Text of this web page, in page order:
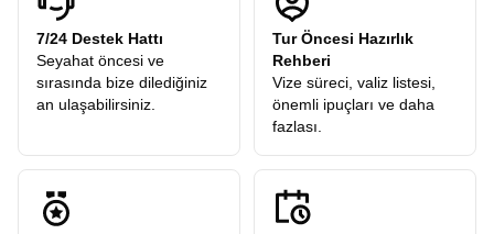
7/24 Destek Hattı
Seyahat öncesi ve
sırasında bize dilediğiniz
an ulaşabilirsiniz.
Tur Öncesi Hazırlık
Rehberi
Vize süreci, valiz listesi,
önemli ipuçları ve daha
fazlası.